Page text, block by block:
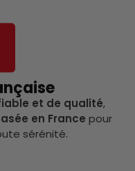
et de qualité,
en France pour
sérénité.